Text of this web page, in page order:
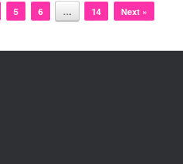
5 6 … 14 Next »